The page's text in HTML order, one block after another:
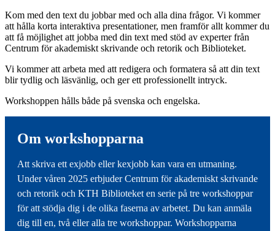
Kom med den text du jobbar med och alla dina frågor. Vi kommer
att hålla korta interaktiva presentationer, men framför allt kommer du
att få möjlighet att jobba med din text med stöd av experter från
Centrum för akademiskt skrivande och retorik och Biblioteket.
Vi kommer att arbeta med att redigera och formatera så att din text
blir tydlig och läsvänlig, och ger ett professionellt intryck.
Workshoppen hålls både på svenska och engelska.
Om workshopparna
Att skriva ett exjobb eller kexjobb kan vara en utmaning.
Under våren 2025 erbjuder Centrum för akademiskt skrivande
och retorik och KTH Biblioteket en serie på tre workshoppar
för att stödja dig i de olika faserna av arbetet. Du kan anmäla
dig till en, två eller alla tre workshoppar. Workshopparna